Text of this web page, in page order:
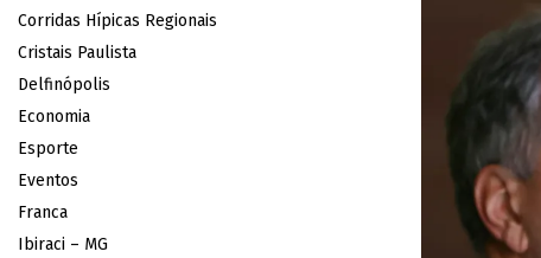
Corridas Hípicas Regionais
Cristais Paulista
Delfinópolis
Economia
Esporte
Eventos
Franca
Ibiraci – MG